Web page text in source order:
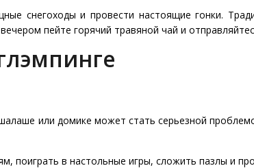
снегоходы и провести настоящие гонки.
пейте горячий травяной чай и
или домике может стать серьезной
поиграть в настольные игры, сложить пазлы и